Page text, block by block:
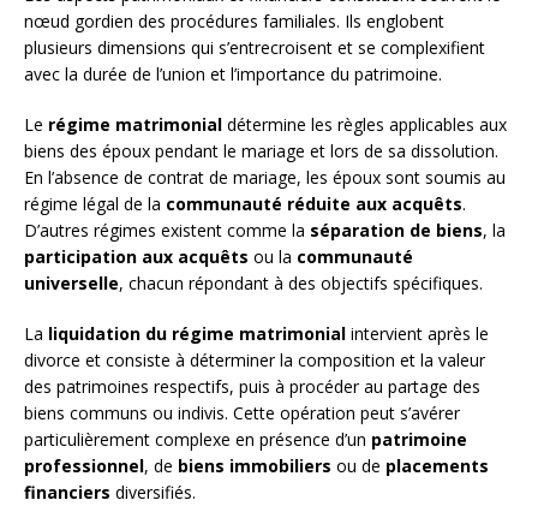
nœud gordien des procédures familiales. Ils englobent
plusieurs dimensions qui s’entrecroisent et se complexifient
avec la durée de l’union et l’importance du patrimoine.
Le régime matrimonial détermine les règles applicables aux
biens des époux pendant le mariage et lors de sa dissolution.
En l’absence de contrat de mariage, les époux sont soumis au
régime légal de la communauté réduite aux acquêts.
D’autres régimes existent comme la séparation de biens, la
participation aux acquêts ou la communauté
universelle, chacun répondant à des objectifs spécifiques.
La liquidation du régime matrimonial intervient après le
divorce et consiste à déterminer la composition et la valeur
des patrimoines respectifs, puis à procéder au partage des
biens communs ou indivis. Cette opération peut s’avérer
particulièrement complexe en présence d’un patrimoine
professionnel, de biens immobiliers ou de placements
financiers diversifiés.